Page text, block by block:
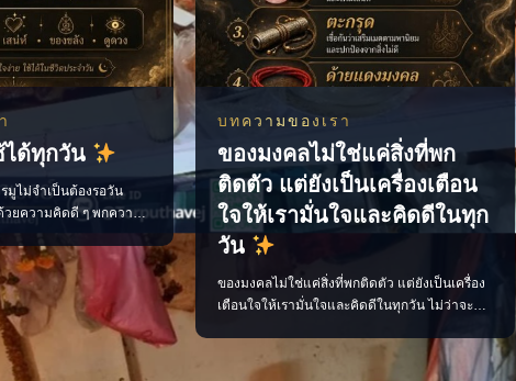
ได้ทุกวัน
มูไม่จำเป็นต้องรอวัน
วยความคิดดี ๆ พกความ
เหมาะกับตัวเอง ก็ช่วยให้
ด้ ไม่ว่าจะเป็นเรื่องงาน
กาสใหม่ ๆ ทุกอย่างเริ่ม
ราเอง ติดตามเรื่องราว
อ
บทความของเรา
ของมงคลไม่ใช่แค่สิ่งที่พก
ติดตัว แต่ยังเป็นเครื่องเตือน
ใจให้เรามั่นใจและคิดดีในทุก
วัน
ของมงคลไม่ใช่แค่สิ่งที่พกติดตัว แต่ยังเป็นเครื่อง
เตือนใจให้เรามั่นใจและคิดดีในทุกวัน ไม่ว่าจะ
มงคล เลือกสิ่งที่เหมาะกับตัวเอง พกด้วยความ
ศรัทธา และตั้งใจทำสิ่งดี ๆ แล้วพลังใจดี ๆ จะค่อย